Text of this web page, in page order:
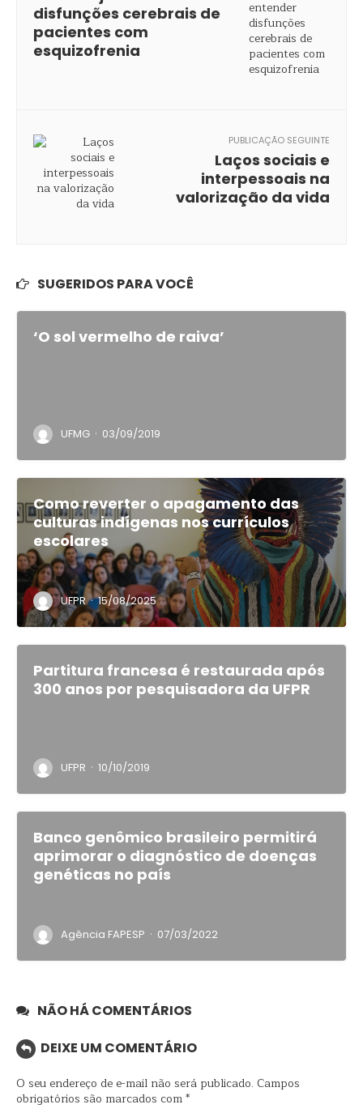
disfunções cerebrais de
pacientes com
esquizofrenia
PUBLICAÇÃO SEGUINTE
Laços sociais e
interpessoais na
valorização da vida
SUGERIDOS PARA VOCÊ
‘O sol vermelho de raiva’
UFMG · 03/09/2019
Como reverter o apagamento das
culturas indígenas nos currículos
escolares
UFPR · 15/08/2025
Partitura francesa é restaurada após
300 anos por pesquisadora da UFPR
UFPR · 10/10/2019
Banco genômico brasileiro permitirá
aprimorar o diagnóstico de doenças
genéticas no país
Agência FAPESP · 07/03/2022
NÃO HÁ COMENTÁRIOS
DEIXE UM COMENTÁRIO
O seu endereço de e-mail não será publicado. Campos
obrigatórios são marcados com*